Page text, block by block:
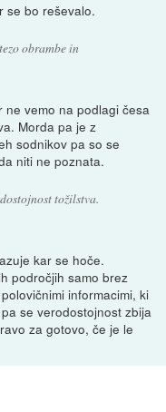
se bo reševalo.
obrambe in
vemo na podlagi česa
Morda pa je z
sodnikov pa so se
niti ne poznata.
tožilstva.
kar se hoče.
področjih samo brez
informacimi, ki
se verodostojnost zbija
za gotovo, če je le